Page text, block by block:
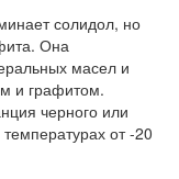
солидол, но
Она
масел и
и графитом.
черного или
от -20